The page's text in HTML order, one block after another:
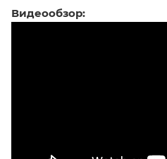
Видеообзор: